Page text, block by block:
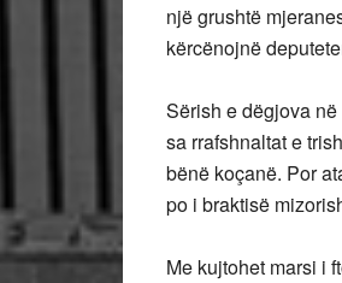
një grushtë
kërcënojnë
Sërish e dëgjova
sa rrafshnaltat e
bënë koçanë. Por
po i braktisë
Me kujtohet marsi i